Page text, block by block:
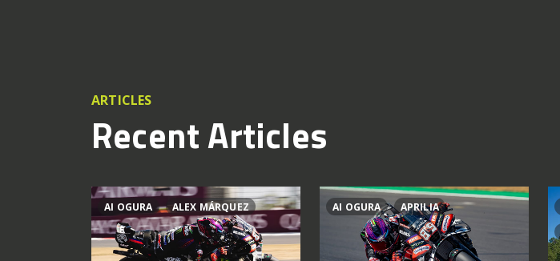
ARTICLES
Recent Articles
AI OGURA ALEX MÁRQUEZ AI OGURA APRILIA